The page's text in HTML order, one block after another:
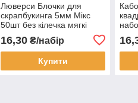
Люверси Блочки для
скрапбукинга 5мм Мікс
50шт без кілечка мягкі
16,30₴/набір
Купити